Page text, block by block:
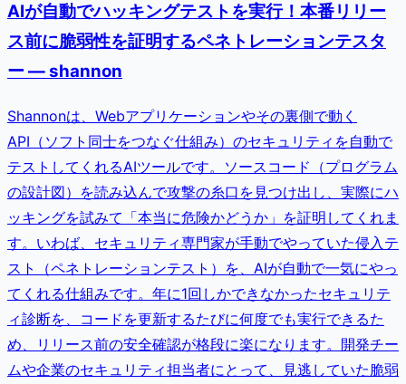
AIが自動でハッキングテストを実行！本番リリー
ス前に脆弱性を証明するペネトレーションテスタ
ー — shannon
Shannonは、Webアプリケーションやその裏側で動く
API（ソフト同士をつなぐ仕組み）のセキュリティを自動で
テストしてくれるAIツールです。ソースコード（プログラム
の設計図）を読み込んで攻撃の糸口を見つけ出し、実際にハ
ッキングを試みて「本当に危険かどうか」を証明してくれま
す。いわば、セキュリティ専門家が手動でやっていた侵入テ
スト（ペネトレーションテスト）を、AIが自動で一気にやっ
てくれる仕組みです。年に1回しかできなかったセキュリテ
ィ診断を、コードを更新するたびに何度でも実行できるた
め、リリース前の安全確認が格段に楽になります。開発チー
ムや企業のセキュリティ担当者にとって、見逃していた脆弱